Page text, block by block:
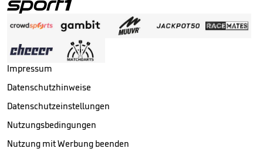
Impressum
Datenschutzhinweise
Datenschutzeinstellungen
Nutzungsbedingungen
Nutzung mit Werbung beenden